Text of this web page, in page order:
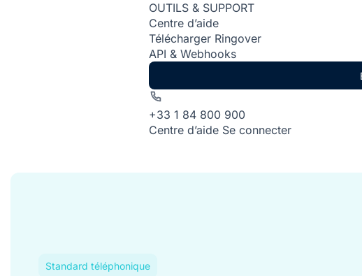
OUTILS & SUPPORT
Centre d’aide
Télécharger Ringover
API & Webhooks
+33 1 84 800 900
Centre d’aide Se connecter
Standard téléphonique